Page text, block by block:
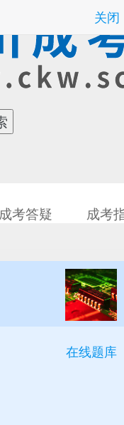
成考答疑 成考
在线题库
关闭